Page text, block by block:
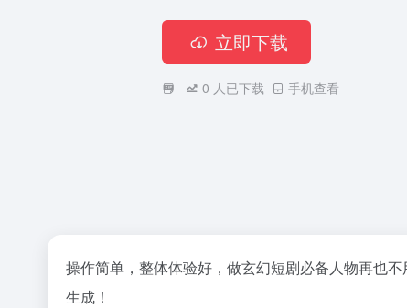
立即下载
0 人已下载 手机查看
操作简单，整体体验好，做玄幻短剧必备人物再也
生成！